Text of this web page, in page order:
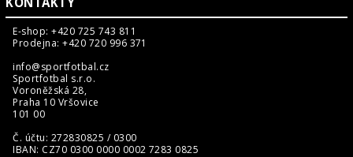
E-shop: +420 725 743 811
Prodejna: +420 720 996 371
info@sportfotbal.cz
Sportfotbal s.r.o.
Voroněžská 28,
Praha 10 Vršovice
101 00
Č. účtu: 272830825 / 0300
IBAN: CZ70 0300 0000 0002 7283 0825